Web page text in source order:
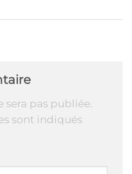
sera pas publiée.
sont indiqués